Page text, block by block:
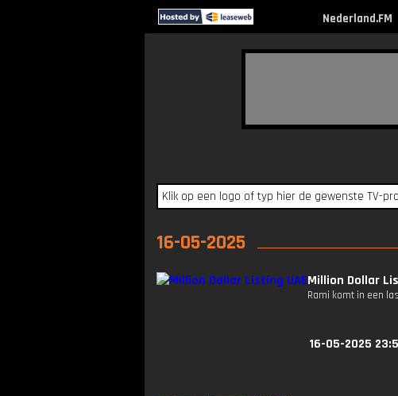
Nederland.FM
16-05-2025
Million Dollar
Rami komt in een
16-05-2025